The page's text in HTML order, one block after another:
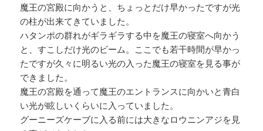
魔王の宮殿に向かうと、ちょっとだけ早かったですが光
の柱が出来てきていました。
ハタンポの群れがギラギラする中を魔王の寝室へ向かう
と、すこしだけ光のビーム。ここでも若干時間が早かっ
たですが久々に明るい光の入った魔王の寝室を見る事が
できました。
魔王の宮殿を通って魔王のエントランスに向かいと青白
い光が眩しいくらいに入っていました。
グーニーズケーブに入る前には大きなロウニンアジを見